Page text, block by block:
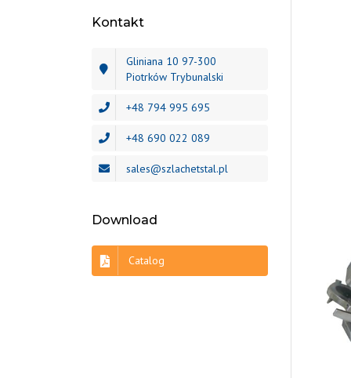
Kontakt
Gliniana 10 97-300
Piotrków Trybunalski
+48 794 995 695
+48 690 022 089
sales@szlachetstal.pl
Download
Catalog